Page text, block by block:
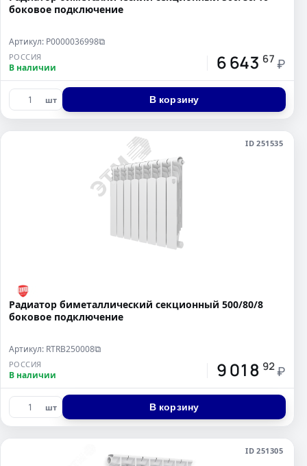
боковое подключение
Артикул: Р0000036998⧉
РОССИЯ
В наличии 6 643 67 ₽
шт В корзину
ID 251535
Радиатор биметаллический секционный 500/80/8
боковое подключение
Артикул: RTRB250008⧉
РОССИЯ
В наличии 9 018 92 ₽
шт В корзину
ID 251305